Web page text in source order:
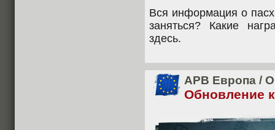
Вся информация о
заняться? Какие
здесь.
APB Европа /
Обновление